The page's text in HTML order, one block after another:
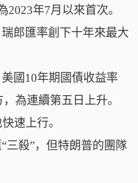
2023年7月以來首次。
瑞郎匯率創下十年來最大
國10年期國債收益率
為連續第五日上升。
速上行。
三殺”，但特朗普的團隊